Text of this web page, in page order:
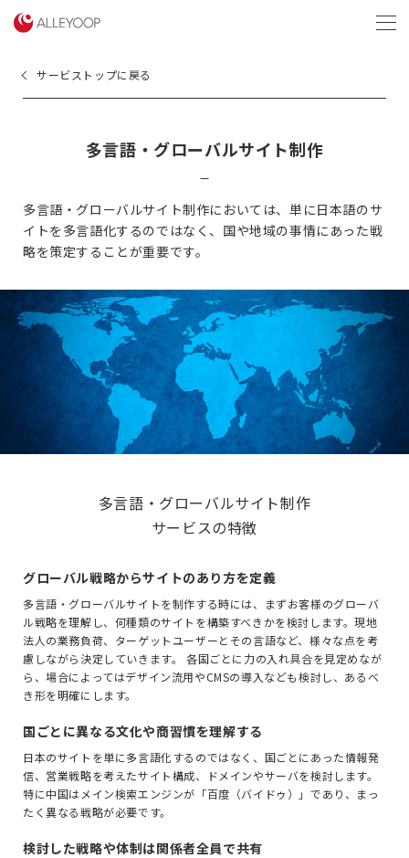
サービストップに戻る
多言語・グローバルサイト制作
多言語・グローバルサイト制作においては、単に日本語のサ
イトを多言語化するのではなく、 国や地域の事情にあった戦
略を策定することが重要です。
多言語・グローバルサイト制作
サービスの特徴
グローバル戦略からサイトのあり方を定義
多言語・グローバルサイトを制作する時には、まずお客様のグローバ
ル戦略を理解し、何種類のサイトを構築すべきかを検討します。現地
法人の業務負荷、ターゲットユーザーとその言語など、様々な点を考
慮しながら決定していきます。 各国ごとに力の入れ具合を見定めなが
ら、場合によってはデザイン流用やCMSの導入なども検討し、あるべ
き形を明確にします。
国ごとに異なる文化や商習慣を理解する
日本のサイトを単に多言語化するのではなく、国ごとにあった情報発
信、営業戦略を考えたサイト構成、ドメインやサーバを検討します。
特に中国はメイン検索エンジンが「百度（バイドゥ）」であり、まっ
たく異なる戦略が必要です。
検討した戦略や体制は関係者全員で共有